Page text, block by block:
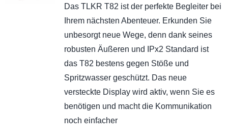
Das TLKR T82 ist der perfekte Begleiter bei
Ihrem nächsten Abenteuer. Erkunden Sie
unbesorgt neue Wege, denn dank seines
robusten Äußeren und IPx2 Standard ist
das T82 bestens gegen Stöße und
Spritzwasser geschützt. Das neue
versteckte Display wird aktiv, wenn Sie es
benötigen und macht die Kommunikation
noch einfacher